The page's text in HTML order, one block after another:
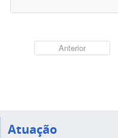
Anterior
Atuação